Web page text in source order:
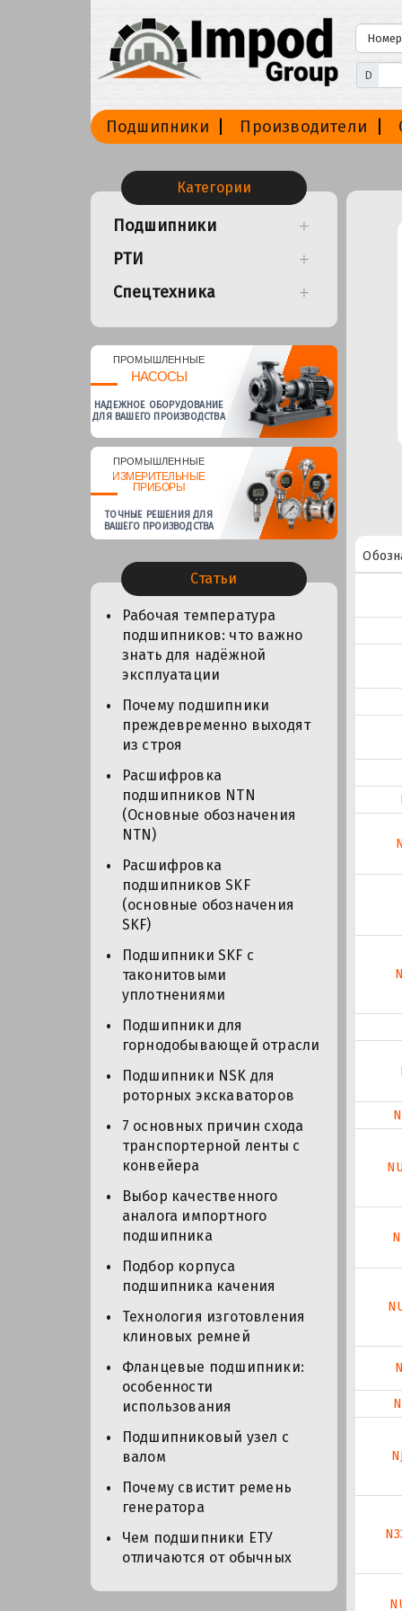
D
Подшипники Производители
Категории
Подшипники
РТИ
Спецтехника
ПРОМЫШЛЕННЫЕ
НАСОСЫ
НАДЕЖНОЕ ОБОРУДОВАНИЕ
ДЛЯ ВАШЕГО ПРОИЗВОДСТВА
ПРОМЫШЛЕННЫЕ
ИЗМЕРИТЕЛЬНЫЕ
ПРИБОРЫ
ТОЧНЫЕ РЕШЕНИЯ ДЛЯ
ВАШЕГО ПРОИЗВОДСТВА
Статьи
Рабочая температура
подшипников: что важно
знать для надёжной
эксплуатации
Почему подшипники
преждевременно выходят
из строя
Расшифровка
подшипников NTN
(Основные обозначения
NTN)
Расшифровка
подшипников SKF
(основные обозначения
SKF)
Подшипники SKF с
таконитовыми
уплотнениями
Подшипники для
горнодобывающей отрасли
Подшипники NSK для
роторных экскаваторов
7 основных причин схода
транспортерной ленты с
конвейера
Выбор качественного
аналога импортного
подшипника
Подбор корпуса
подшипника качения
Технология изготовления
клиновых ремней
Фланцевые подшипники:
особенности
использования
Подшипниковый узел с
валом
Почему свистит ремень
генератора
Чем подшипники ЕТУ
отличаются от обычных